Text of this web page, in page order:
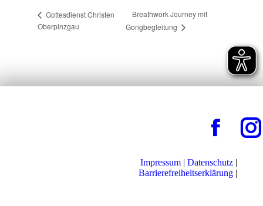
Gottesdienst Christen
Oberpinzgau
Breathwork Journey mit
Gongbegleitung
Impressum | Datenschutz |
Barrierefreiheitserklärung |